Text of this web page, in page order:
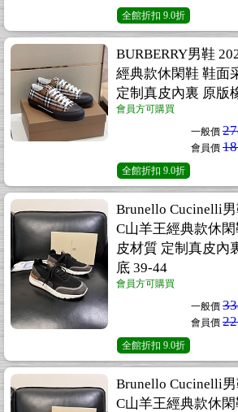
全館折扣 9.0折
BURBERRY男鞋
經典款休閑鞋 鞋面
定制真皮內裏 原版
會員方可購買
一般價
會員價
全館折扣 9.0折
Brunello Cucinelli
C山羊王經典款休
皮材質 定制真皮內
底 39-44
會員方可購買
一般價
會員價
全館折扣 9.0折
Brunello Cucinelli
C山羊王經典款休